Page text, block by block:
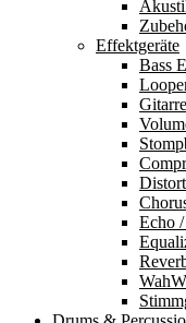
Effektgeräte
Bass
Echo